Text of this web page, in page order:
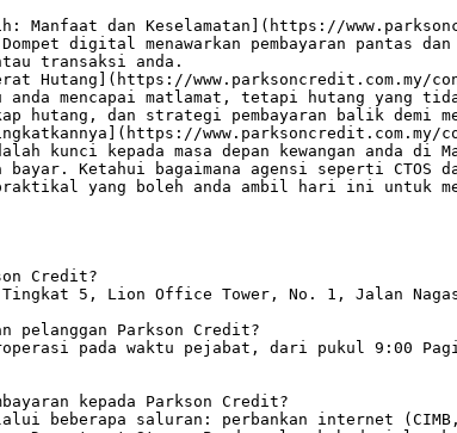
Manfaat dan Keselamatan](https://
digital menawarkan pembayaran pantas
transaksi anda.
Hutang](https://
anda mencapai matlamat, tetapi hutang yang
hutang, dan strategi pembayaran balik demi
kunci kepada masa depan kewangan anda di
bayar. Ketahui bagaimana agensi seperti
yang boleh anda ambil hari ini untuk
Credit?
5, Lion Office Tower, No. 1, Jalan
pelanggan Parkson Credit?
pada waktu pejabat, dari pukul 9:00
kepada Parkson Credit?
beberapa saluran: perbankan internet